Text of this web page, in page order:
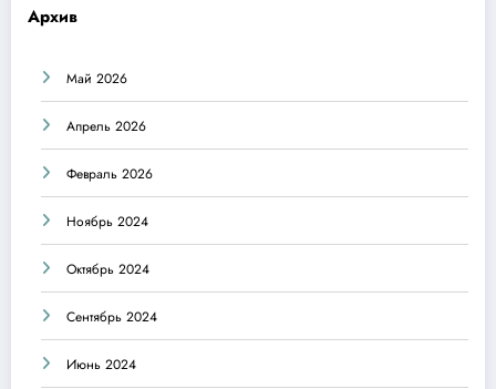
Архив
Май 2026
Апрель 2026
Февраль 2026
Ноябрь 2024
Октябрь 2024
Сентябрь 2024
Июнь 2024